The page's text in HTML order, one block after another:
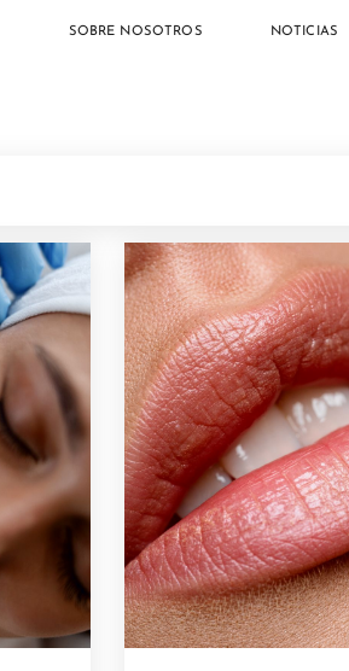
SOBRE NOSOTROS NOTICIAS